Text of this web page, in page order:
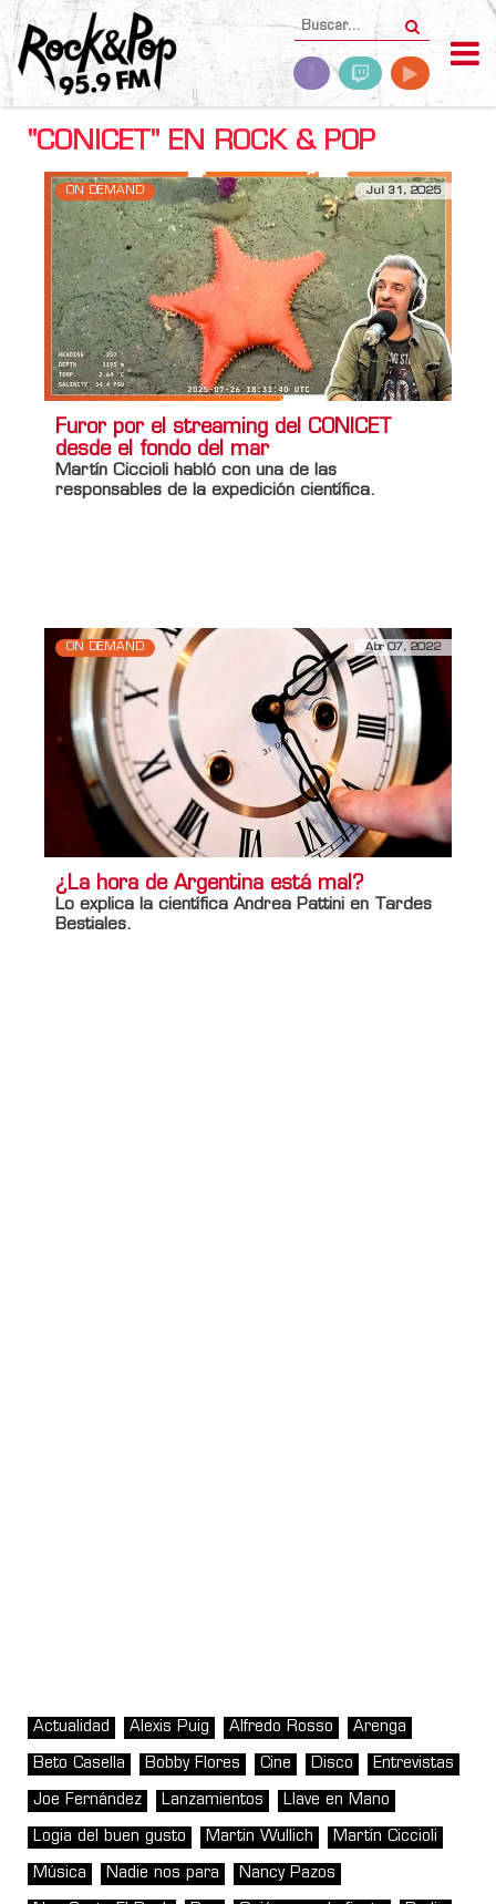
"CONICET" EN ROCK & POP
ON DEMAND Jul 31, 2025
Furor por el streaming del CONICET
desde el fondo del mar
Martín Ciccioli habló con una de las
responsables de la expedición científica.
ON DEMAND Abr 07, 2022
¿La hora de Argentina está mal?
Lo explica la científica Andrea Pattini en Tardes
Bestiales.
Actualidad Alexis Puig Alfredo Rosso Arenga
Beto Casella Bobby Flores Cine Disco Entrevistas
Joe Fernández Lanzamientos Llave en Mano
Logia del buen gusto Martin Wullich Martín Ciccioli
Música Nadie nos para Nancy Pazos